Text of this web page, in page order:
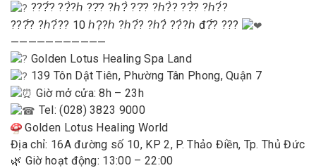
???̂́? ??̀?ℎ ??̂? ?ℎ?̀ ??̂? ?ℎ?̀? ??̂̀? ?ℎ?́?
???̂́? ?ℎ?́?? 10 ℎ?̣?ℎ ?ℎ?́? ?ℎ?̀ ??̀?ℎ đ?̂́? ???
———————————
Golden Lotus Healing Spa Land
139 Tôn Dật Tiên, Phường Tân Phong, Quận 7
Giờ mở cửa: 8h – 23h
Tel: (028) 3823 9000
Golden Lotus Healing World
Địa chỉ: 16A đường số 10, KP 2, P. Thảo Điền, Tp. Thủ Đức
🌿 Giờ hoạt động: 13:00 – 22:00